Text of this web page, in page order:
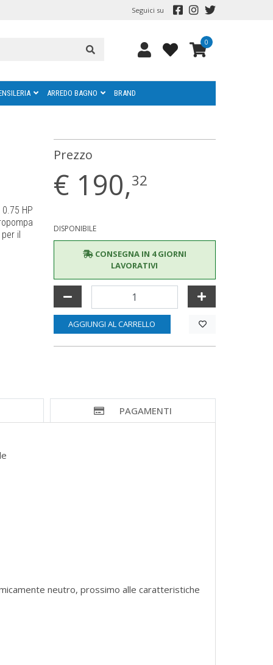
Seguici su
0
ARREDO BAGNO BRAND
HP
il
Prezzo
€ 190,32
DISPONIBILE
CONSEGNA IN 4 GIORNI
LAVORATIVI
AGGIUNGI AL CARRELLO
PAGAMENTI
neutro, prossimo alle caratteristiche